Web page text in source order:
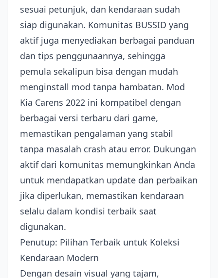
sesuai petunjuk, dan kendaraan sudah
siap digunakan. Komunitas BUSSID yang
aktif juga menyediakan berbagai panduan
dan tips penggunaannya, sehingga
pemula sekalipun bisa dengan mudah
menginstall mod tanpa hambatan. Mod
Kia Carens 2022 ini kompatibel dengan
berbagai versi terbaru dari game,
memastikan pengalaman yang stabil
tanpa masalah crash atau error. Dukungan
aktif dari komunitas memungkinkan Anda
untuk mendapatkan update dan perbaikan
jika diperlukan, memastikan kendaraan
selalu dalam kondisi terbaik saat
digunakan.
Penutup: Pilihan Terbaik untuk Koleksi
Kendaraan Modern
Dengan desain visual yang tajam,